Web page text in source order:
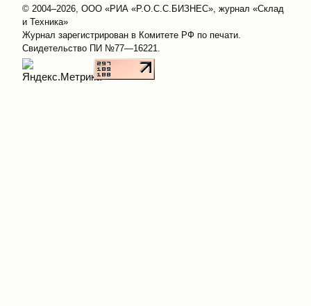
© 2004–2026, ООО «РИА «Р.О.С.С.БИЗНЕС», журнал «Склад
и Техника»
Журнал зарегистрирован в Комитете РФ по печати.
Свидетельство ПИ №77—16221.